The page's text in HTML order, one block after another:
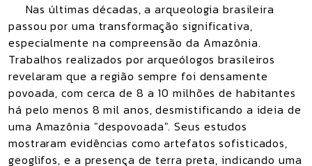
Nas últimas décadas, a arqueologia brasileira
passou por uma transformação significativa,
especialmente na compreensão da Amazônia.
Trabalhos realizados por arqueólogos brasileiros
revelaram que a região sempre foi densamente
povoada, com cerca de 8 a 10 milhões de habitantes
há pelo menos 8 mil anos, desmistificando a ideia de
uma Amazônia "despovoada". Seus estudos
mostraram evidências como artefatos sofisticados,
geoglifos, e a presença de terra preta, indicando uma